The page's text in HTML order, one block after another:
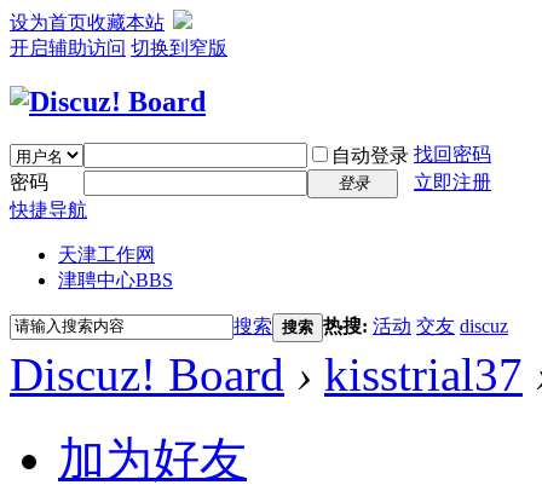
设为首页收藏本站
开启辅助访问 切换到窄版
自动登录 找回密码
密码
登录
立即注册
快捷导航
天津工作网
津聘中心BBS
搜索 搜索 热搜: 活动 交友 discuz
Discuz! Board › kisstrial37
加为好友